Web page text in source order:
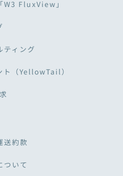
W3 FluxView」
ティング
ト（YellowTail）
送約款
ついて